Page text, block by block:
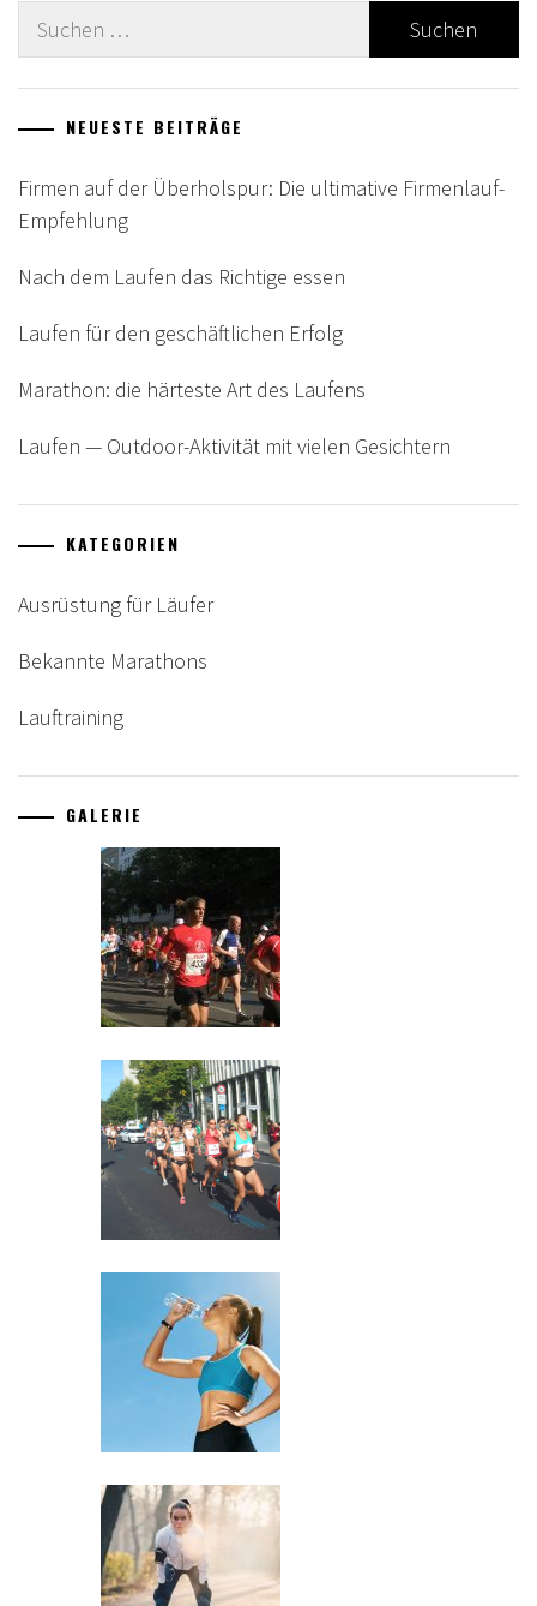
Suche
NEUESTE BEITRÄGE
Firmen auf der Überholspur: Die ultimative Firmenlauf-
Empfehlung
Nach dem Laufen das Richtige essen
Laufen für den geschäftlichen Erfolg
Marathon: die härteste Art des Laufens
Laufen — Outdoor-Aktivität mit vielen Gesichtern
KATEGORIEN
Ausrüstung für Läufer
Bekannte Marathons
Lauftraining
GALERIE